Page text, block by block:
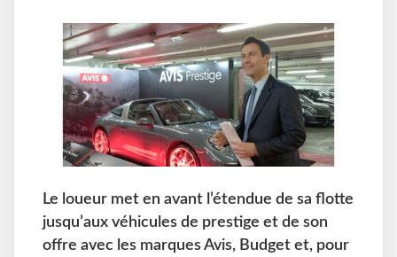
Le loueur met en avant l’étendue de sa flotte
jusqu’aux véhicules de prestige et de son
offre avec les marques Avis, Budget et, pour